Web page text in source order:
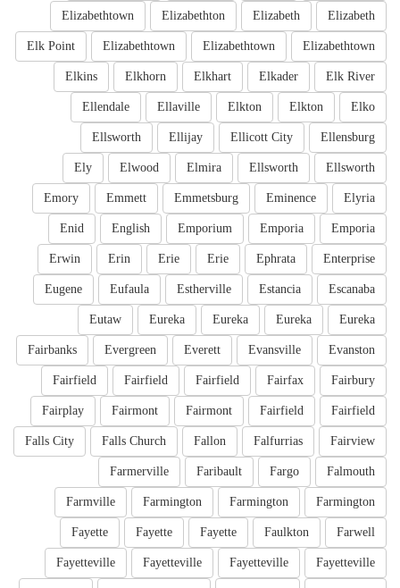
Elizabeth
Elizabeth
Elizabethton
Elizabethtown
Elizabethtown
Elizabethtown
Elizabethtown
Elk Point
Elk River
Elkader
Elkhart
Elkhorn
Elkins
Elko
Elkton
Elkton
Ellaville
Ellendale
Ellensburg
Ellicott City
Ellijay
Ellsworth
Ellsworth
Ellsworth
Elmira
Elwood
Ely
Elyria
Eminence
Emmetsburg
Emmett
Emory
Emporia
Emporia
Emporium
English
Enid
Enterprise
Ephrata
Erie
Erie
Erin
Erwin
Escanaba
Estancia
Estherville
Eufaula
Eugene
Eureka
Eureka
Eureka
Eureka
Eutaw
Evanston
Evansville
Everett
Evergreen
Fairbanks
Fairbury
Fairfax
Fairfield
Fairfield
Fairfield
Fairfield
Fairfield
Fairmont
Fairmont
Fairplay
Fairview
Falfurrias
Fallon
Falls Church
Falls City
Falmouth
Fargo
Faribault
Farmerville
Farmington
Farmington
Farmington
Farmville
Farwell
Faulkton
Fayette
Fayette
Fayette
Fayetteville
Fayetteville
Fayetteville
Fayetteville